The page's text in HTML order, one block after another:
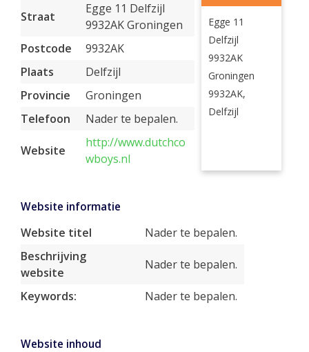
Straat
Egge 11 Delfzijl
9932AK Groningen
Postcode
9932AK
Plaats
Delfzijl
Provincie
Groningen
Telefoon
Nader te bepalen.
Website
http://www.dutchco
wboys.nl
Egge 11
Delfzijl
9932AK
Groningen
9932AK,
Delfzijl
Website informatie
Website titel
Nader te bepalen.
Beschrijving
website
Nader te bepalen.
Keywords: Nader te bepalen.
Website inhoud